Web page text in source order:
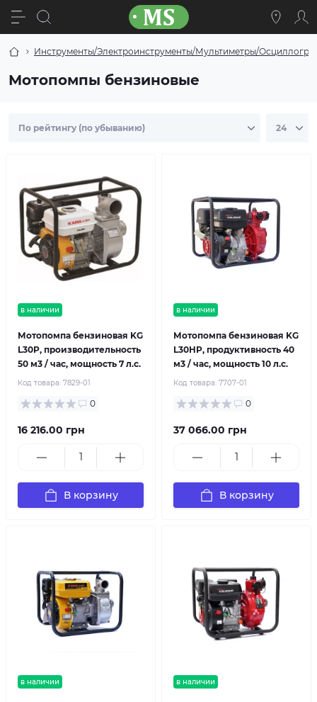
Инструменты/Электроинструменты/Мультиметры/
Мотопомпы бензиновые
в наличии
Мотопомпа бензиновая KG
L30P, производительность
50 м3 / час, мощность 7 л.с.
Код товара: 7829-01
0
16 216.00 грн
В корзину
в наличии
Мотопомпа бензиновая KG
L30HP, продуктивность 40
м3 / час, мощность 10 л.с.
Код товара: 7707-01
0
37 066.00 грн
В корзину
в наличии в наличии